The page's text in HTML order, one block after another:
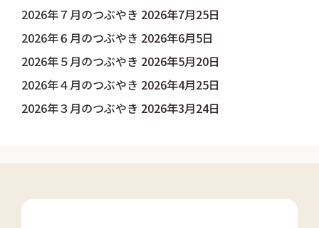
2026年７月のつぶやき 2026年7月25日
2026年６月のつぶやき 2026年6月5日
2026年５月のつぶやき 2026年5月20日
2026年４月のつぶやき 2026年4月25日
2026年３月のつぶやき 2026年3月24日